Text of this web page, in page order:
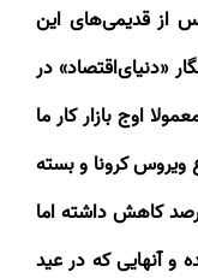
از قدیمی‌های این
«دنیای‌اقتصاد» در
اوج بازار کار ما
کرونا و بسته
کاهش داشته اما
و آنهایی که در عید